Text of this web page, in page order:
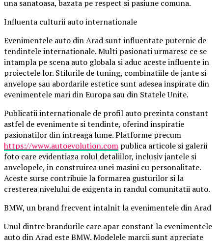
una sanatoasa, bazata pe respect si pasiune comuna.
Influenta culturii auto internationale
Evenimentele auto din Arad sunt influentate puternic de
tendintele internationale. Multi pasionati urmaresc ce se
intampla pe scena auto globala si aduc aceste influente in
proiectele lor. Stilurile de tuning, combinatiile de jante si
anvelope sau abordarile estetice sunt adesea inspirate din
evenimentele mari din Europa sau din Statele Unite.
Publicatii internationale de profil auto prezinta constant
astfel de evenimente si tendinte, oferind inspiratie
pasionatilor din intreaga lume. Platforme precum
https://www.autoevolution.com publica articole si galerii
foto care evidentiaza rolul detaliilor, inclusiv jantele si
anvelopele, in construirea unei masini cu personalitate.
Aceste surse contribuie la formarea gusturilor si la
cresterea nivelului de exigenta in randul comunitatii auto.
BMW, un brand frecvent intalnit la evenimentele din Arad
Unul dintre brandurile care apar constant la evenimentele
auto din Arad este BMW. Modelele marcii sunt apreciate